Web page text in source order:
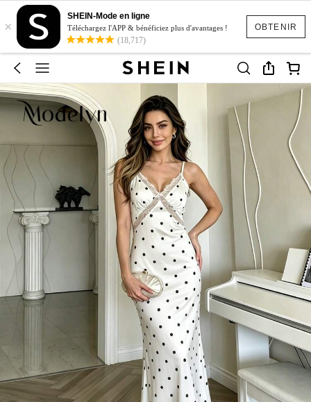
OBTENIR
×
SHEIN-Mode en ligne
Téléchargez l'APP & bénéficiez plus d'avantages !
(18,717)